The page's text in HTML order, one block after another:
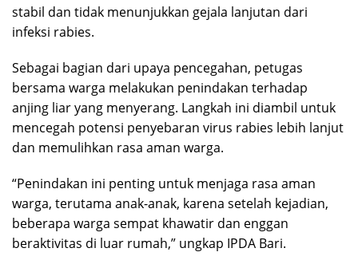
stabil dan tidak menunjukkan gejala lanjutan dari
infeksi rabies.
Sebagai bagian dari upaya pencegahan, petugas
bersama warga melakukan penindakan terhadap
anjing liar yang menyerang. Langkah ini diambil untuk
mencegah potensi penyebaran virus rabies lebih lanjut
dan memulihkan rasa aman warga.
“Penindakan ini penting untuk menjaga rasa aman
warga, terutama anak-anak, karena setelah kejadian,
beberapa warga sempat khawatir dan enggan
beraktivitas di luar rumah,” ungkap IPDA Bari.